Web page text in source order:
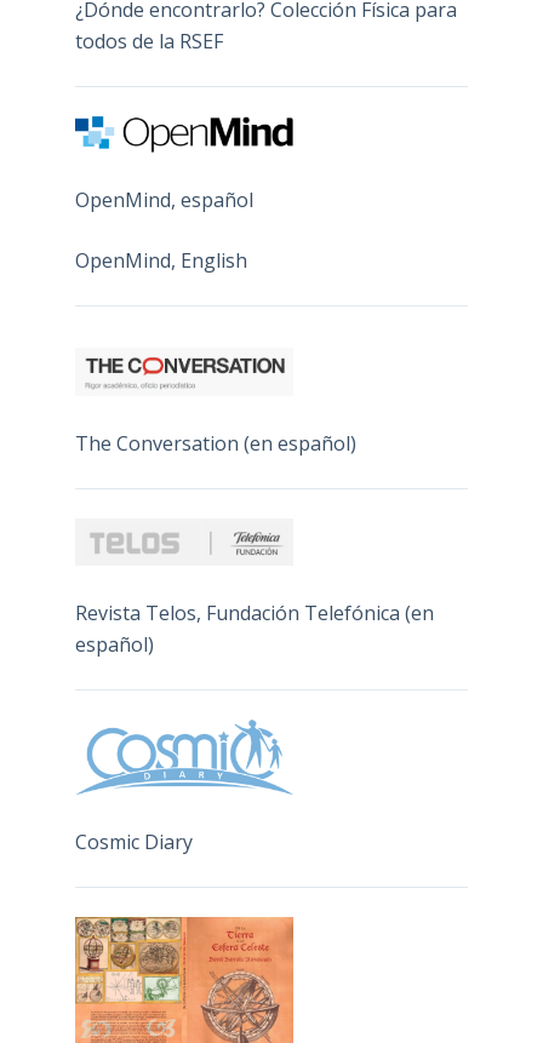
¿Dónde encontrarlo? Colección Física para
todos de la RSEF
OpenMind, español
OpenMind, English
The Conversation (en español)
Revista Telos, Fundación Telefónica (en
español)
Cosmic Diary